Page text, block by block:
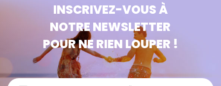
INSCRIVEZ-VOUS À
NOTRE NEWSLETTER
POUR NE RIEN LOUPER !